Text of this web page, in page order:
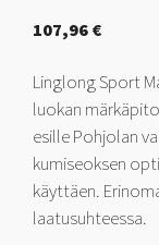
107,96 €
Linglong Sport
luokan
esille Pohjolan
kumiseoksen
käyttäen.
laatusuhteessa.